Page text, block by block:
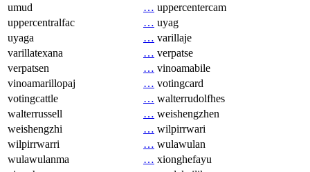
umud
… uppercentercam
uppercentralfac
… uyag
uyaga
… varillaje
varillatexana
… verpatse
verpatsen
… vinoamabile
vinoamarillopaj
… votingcard
votingcattle
… walterrudolfhes
walterrussell
… weishengzhen
weishengzhi
… wilpirrwari
wilpirrwarri
… wulawulan
wulawulanma
… xionghefayu